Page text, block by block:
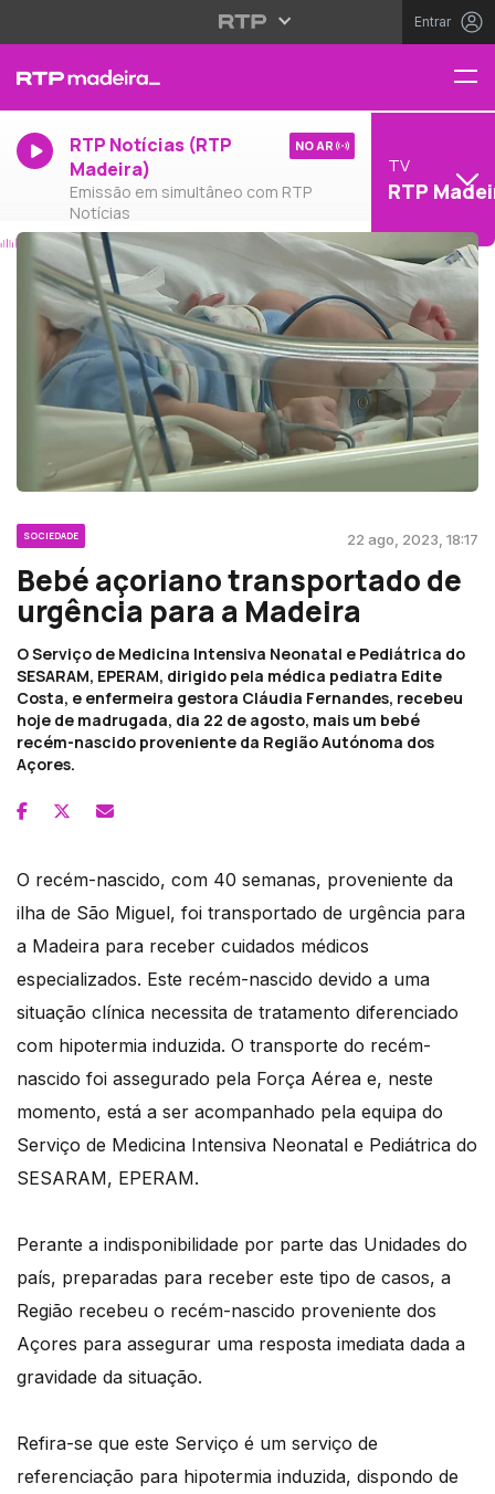
Entrar
RTP Notícias (RTP
Madeira)
Emissão em simultâneo com RTP
Notícias
NO AR
TV
RTP
SOCIEDADE 22 ago, 2023, 18:17
Bebé açoriano transportado de
urgência para a Madeira
O Serviço de Medicina Intensiva Neonatal e Pediátrica do
SESARAM, EPERAM, dirigido pela médica pediatra Edite
Costa, e enfermeira gestora Cláudia Fernandes, recebeu
hoje de madrugada, dia 22 de agosto, mais um bebé
recém-nascido proveniente da Região Autónoma dos
Açores.
O recém-nascido, com 40 semanas, proveniente da
ilha de São Miguel, foi transportado de urgência para
a Madeira para receber cuidados médicos
especializados. Este recém-nascido devido a uma
situação clínica necessita de tratamento diferenciado
com hipotermia induzida. O transporte do recém-
nascido foi assegurado pela Força Aérea e, neste
momento, está a ser acompanhado pela equipa do
Serviço de Medicina Intensiva Neonatal e Pediátrica do
SESARAM, EPERAM.
Perante a indisponibilidade por parte das Unidades do
país, preparadas para receber este tipo de casos, a
Região recebeu o recém-nascido proveniente dos
Açores para assegurar uma resposta imediata dada a
gravidade da situação.
Refira-se que este Serviço é um serviço de
referenciação para hipotermia induzida, dispondo de